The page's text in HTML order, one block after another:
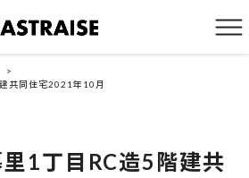
>
共同住宅2021年10月
1丁目RC造5階建共